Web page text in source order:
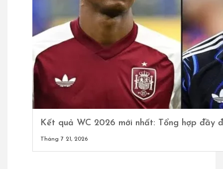
Kết quả WC 2026 mới nhất: Tổng hợp đầy
Tháng 7 21, 2026